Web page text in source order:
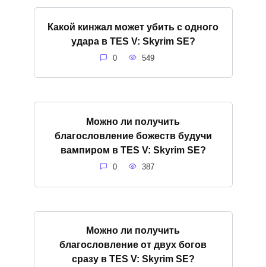
Какой кинжал может убить с одного
удара в TES V: Skyrim SE?
0 549
Можно ли получить
благословление божеств будучи
вампиром в TES V: Skyrim SE?
0 387
Можно ли получить
благословление от двух богов
сразу в TES V: Skyrim SE?